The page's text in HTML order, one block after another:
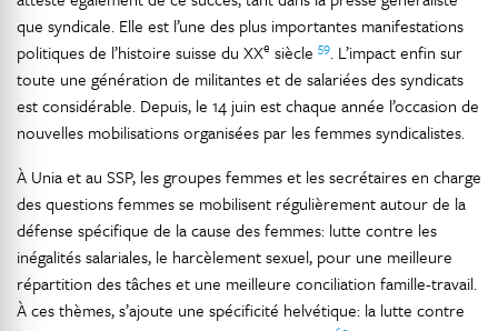
que syndicale. Elle est l’une des plus importantes manifestations
politiques de l’histoire suisse du XXe siècle 59. L’impact enfin sur
toute une génération de militantes et de salariées des syndicats
est considérable. Depuis, le 14 juin est chaque année l’occasion de
nouvelles mobilisations organisées par les femmes syndicalistes.
À Unia et au SSP, les groupes femmes et les secrétaires en charge
des questions femmes se mobilisent régulièrement autour de la
défense spécifique de la cause des femmes: lutte contre les
inégalités salariales, le harcèlement sexuel, pour une meilleure
répartition des tâches et une meilleure conciliation famille-travail.
À ces thèmes, s’ajoute une spécificité helvétique: la lutte contre